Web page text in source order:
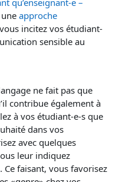
approche
incitez vos étudiant-
sensible au
ne fait pas que
contribue également à
à vos étudiant-e-s que
dans vos
avec quelques
leur indiquez
faisant, vous favorisez